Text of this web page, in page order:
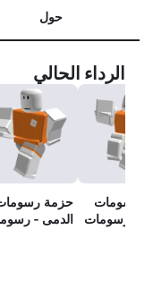
حول
الرداء الحالي
رسومات
- رسومات
حزمة
الدمى -